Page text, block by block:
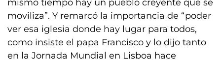
mismo tiempo hay un pueblo creyente que se
moviliza”. Y remarcó la importancia de “poder
ver esa iglesia donde hay lugar para todos,
como insiste el papa Francisco y lo dijo tanto
en la Jornada Mundial en Lisboa hace